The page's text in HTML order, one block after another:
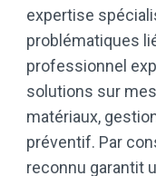
expertise
problématiques
professionnel
solutions sur
matériaux,
préventif. Par
reconnu garantit